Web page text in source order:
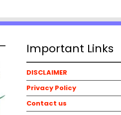
Important Links
DISCLAIMER
Privacy Policy
Contact us